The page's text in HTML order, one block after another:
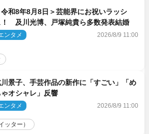
令和8年8月8日＞芸能界にお祝いラッシ
！ 及川光博、戸塚純貴ら多数発表結婚
ンタメ 2026/8/9 11:00
景子、手芸作品の新作に「すごい」「め
ゃオシャレ」反響
ンタメ 2026/8/9 11:00
ッター）